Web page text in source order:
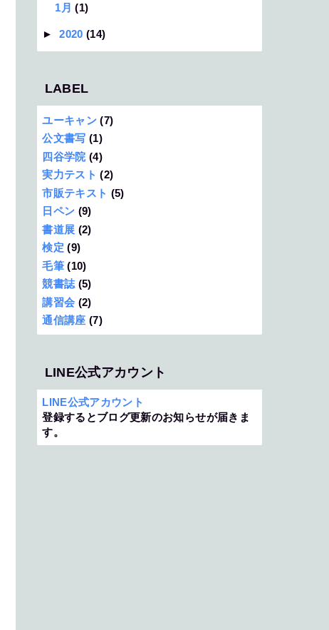
1月(1)
►2020(14)
LABEL
ユーキャン (7)
公文書写 (1)
四谷学院 (4)
実力テスト (2)
市販テキスト (5)
日ペン (9)
書道展 (2)
検定 (9)
毛筆 (10)
競書誌 (5)
講習会 (2)
通信講座 (7)
LINE公式アカウント
LINE公式アカウント
登録するとブログ更新のお知らせが届きま
す。